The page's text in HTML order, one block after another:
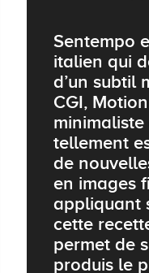
Sentempo
italien qui
d’un subtil
CGI,
tellement
de
en images
appliquant
cette
permet de
produis le